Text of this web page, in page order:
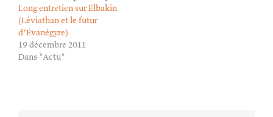
Long entretien sur Elbakin
(Léviathan et le futur
d’Évanégyre)
19 décembre 2011
Dans "Actu"